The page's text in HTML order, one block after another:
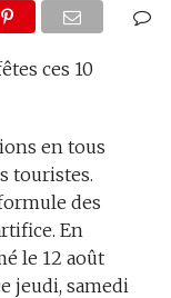
ces 10
en tous
touristes.
des
En
le 12 août
jeudi, samedi